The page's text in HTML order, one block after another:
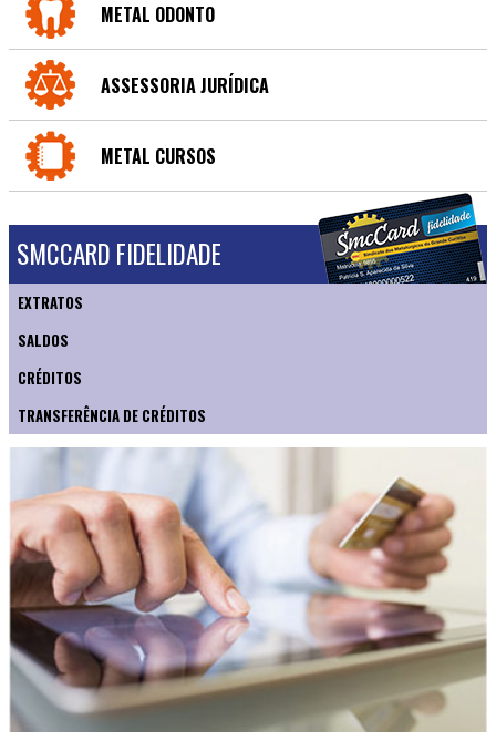
METAL ODONTO
ASSESSORIA JURÍDICA
METAL CURSOS
SMCCARD FIDELIDADE
EXTRATOS
SALDOS
CRÉDITOS
TRANSFERÊNCIA DE CRÉDITOS